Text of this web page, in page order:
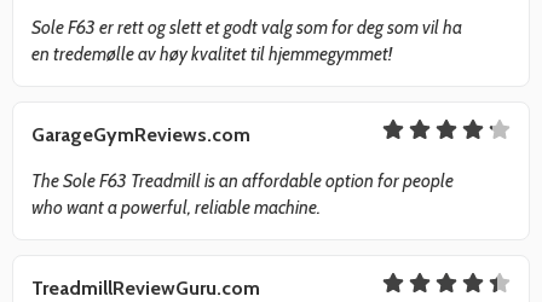
Sole F63 er rett og slett et godt valg som for deg som vil ha
en tredemølle av høy kvalitet til hjemmegymmet!
GarageGymReviews.com
The Sole F63 Treadmill is an affordable option for people
who want a powerful, reliable machine.
TreadmillReviewGuru.com